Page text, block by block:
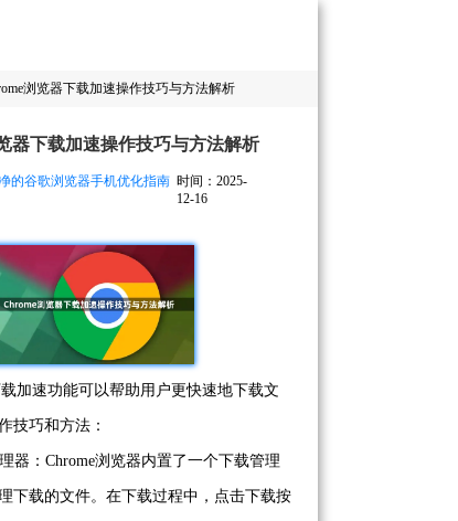
浏览器下载加速操作技巧与方法解析
器下载加速操作技巧与方法解析
的谷歌浏览器手机优化指南 时间：2025-
12-16
加速功能可以帮助用户更快速地下载文
技巧和方法：
器：Chrome浏览器内置了一个下载管理
下载的文件。在下载过程中，点击下载按